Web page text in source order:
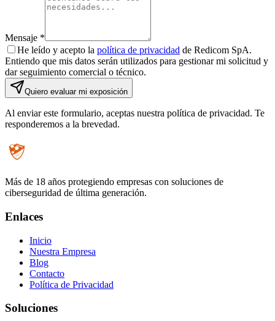
Mensaje *
He leído y acepto la política de privacidad de Redicom SpA.
Entiendo que mis datos serán utilizados para gestionar mi solicitud y
dar seguimiento comercial o técnico.
Quiero evaluar mi exposición
Al enviar este formulario, aceptas nuestra política de privacidad. Te
responderemos a la brevedad.
Más de 18 años protegiendo empresas con soluciones de
ciberseguridad de última generación.
Enlaces
Inicio
Nuestra Empresa
Blog
Contacto
Política de Privacidad
Soluciones